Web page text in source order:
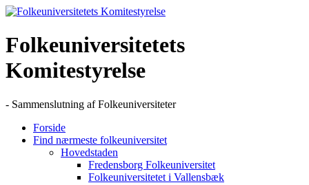
Skip
content
Folkeuniversitetets
Komitestyrelse
- Sammenslutning af Folkeuniversiteter
Forside
Find nærmeste folkeuniversitet
Hovedstaden
Fredensborg Folkeuniversitet
Folkeuniversitetet i Vallensbæk